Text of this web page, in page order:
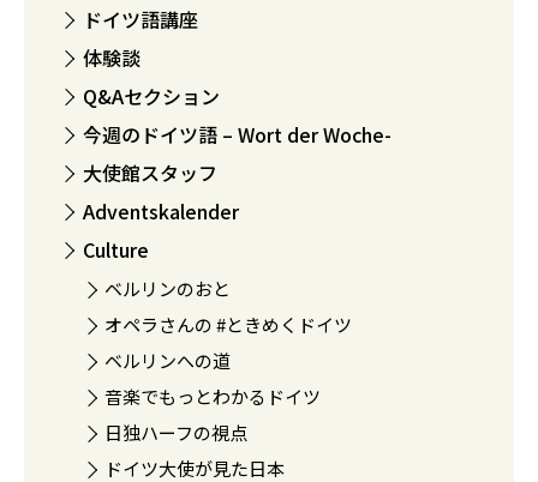
ドイツ語講座
体験談
Q&Aセクション
今週のドイツ語 – Wort der Woche-
大使館スタッフ
Adventskalender
Culture
ベルリンのおと
オペラさんの #ときめくドイツ
ベルリンへの道
音楽でもっとわかるドイツ
日独ハーフの視点
ドイツ大使が見た日本